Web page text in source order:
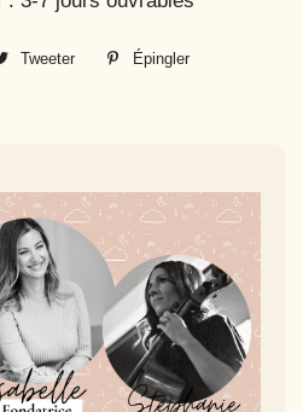
Tweeter
TweeterÉpingler